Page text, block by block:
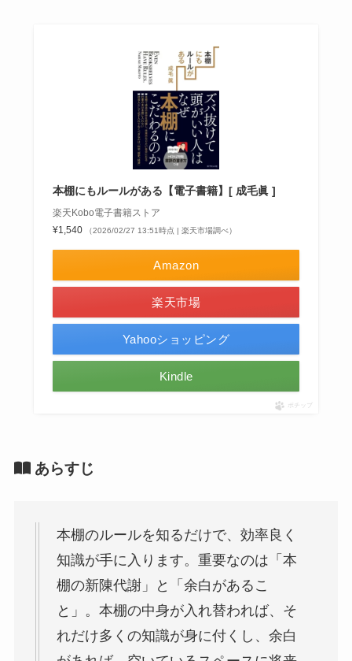
本棚にもルールがある【電子書籍】[ 成毛眞 ]
楽天Kobo電子書籍ストア
¥1,540
（2026/02/27 13:51時点 | 楽天市場調べ）
Amazon
楽天市場
Yahooショッピング
Kindle
ポチップ
あらすじ
本棚のルールを知るだけで、効率良く
知識が手に入ります。重要なのは「本
棚の新陳代謝」と「余白があるこ
と」。本棚の中身が入れ替われば、そ
れだけ多くの知識が身に付くし、余白